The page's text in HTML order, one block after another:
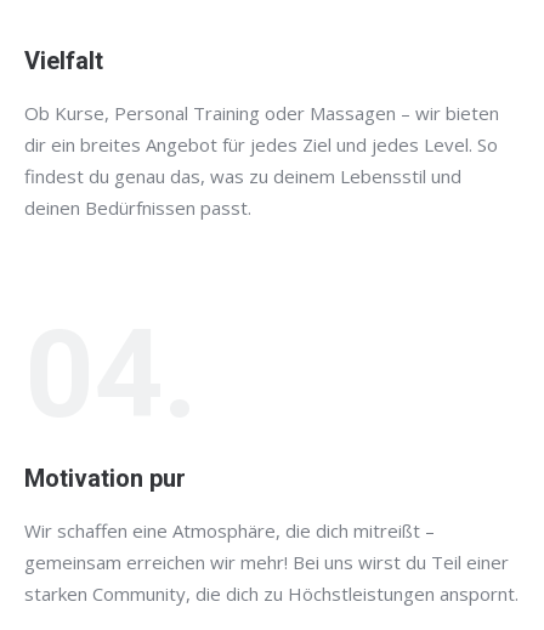
Vielfalt
Ob Kurse, Personal Training oder Massagen – wir bieten
dir ein breites Angebot für jedes Ziel und jedes Level. So
findest du genau das, was zu deinem Lebensstil und
deinen Bedürfnissen passt.
Motivation pur
Wir schaffen eine Atmosphäre, die dich mitreißt –
gemeinsam erreichen wir mehr! Bei uns wirst du Teil einer
starken Community, die dich zu Höchstleistungen anspornt.